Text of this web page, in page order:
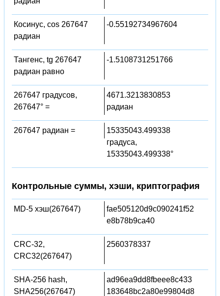
Косинус, cos 267647
радиан
-0.55192734967604
Тангенс, tg 267647
радиан равно
-1.5108731251766
267647 градусов,
267647° =
4671.3213830853
радиан
267647 радиан =
15335043.499338
градуса,
15335043.499338°
Контрольные суммы, хэши, криптография
MD-5 хэш(267647)
fae505120d9c090241f52
e8b78b9ca40
CRC-32,
CRC32(267647)
2560378337
SHA-256 hash,
SHA256(267647)
ad96ea9dd8fbeee8c433
183648bc2a80e99804d8